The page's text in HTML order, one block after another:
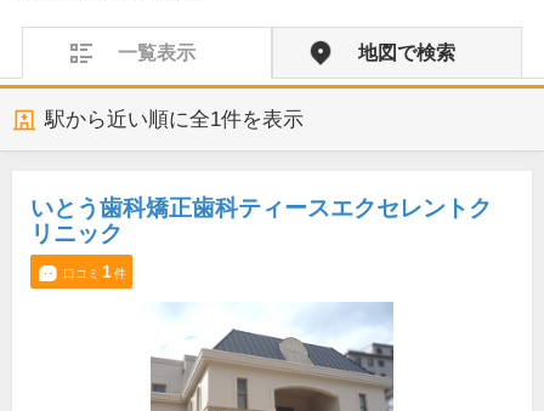
一覧表示 地図で検索
駅から近い順に全1件を表示
いとう歯科矯正歯科ティースエクセレントク
リニック
口コミ 1件